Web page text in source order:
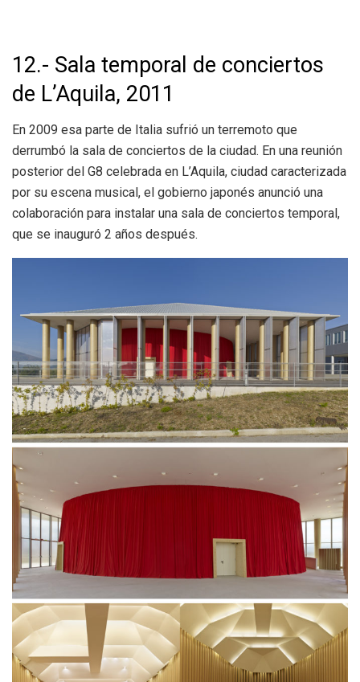
12.- Sala temporal de conciertos
de L’Aquila, 2011
En 2009 esa parte de Italia sufrió un terremoto que
derrumbó la sala de conciertos de la ciudad. En una reunión
posterior del G8 celebrada en L’Aquila, ciudad caracterizada
por su escena musical, el gobierno japonés anunció una
colaboración para instalar una sala de conciertos temporal,
que se inauguró 2 años después.